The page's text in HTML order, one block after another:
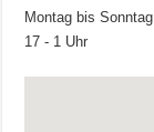
Montag bis Sonntag
17 - 1 Uhr